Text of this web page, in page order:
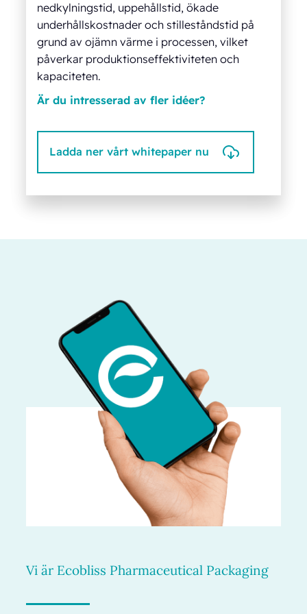
nedkylningstid, uppehållstid, ökade
underhållskostnader och stilleståndstid på
grund av ojämn värme i processen, vilket
påverkar produktionseffektiviteten och
kapaciteten.
Är du intresserad av fler idéer?
Ladda ner vårt whitepaper nu
Vi är Ecobliss Pharmaceutical Packaging